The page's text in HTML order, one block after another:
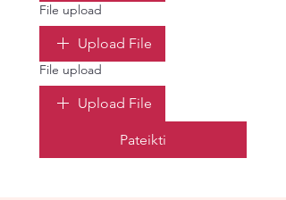
File upload
Upload File
File upload
Upload File
Pateikti